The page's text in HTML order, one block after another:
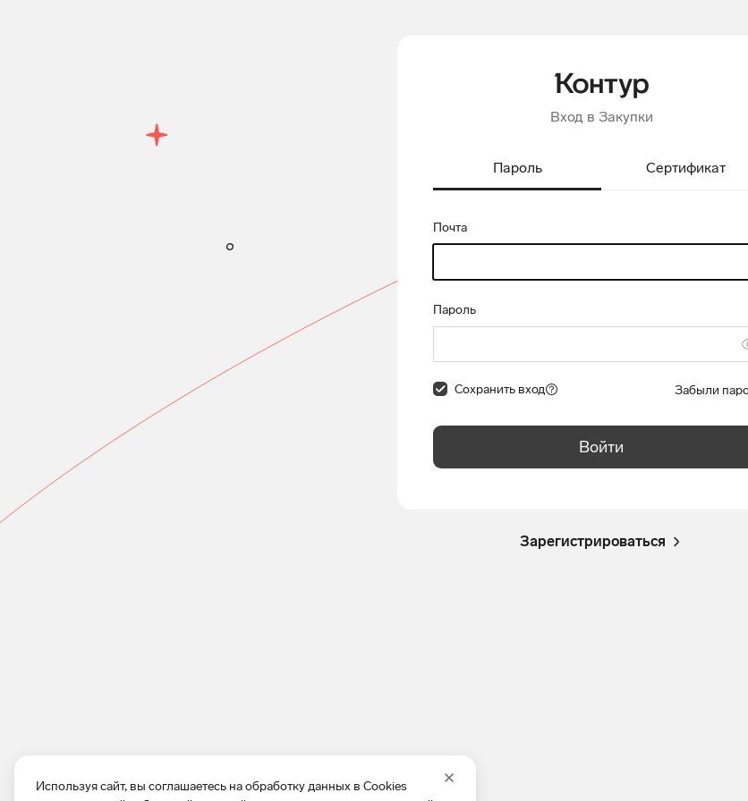
Используя сайт, вы соглашаетесь на обработку данных в Cookies
Вход в Закупки
Пароль Сертификат
Почта
Пароль
Сохранить вход Забыли
Войти
Зарегистрироваться